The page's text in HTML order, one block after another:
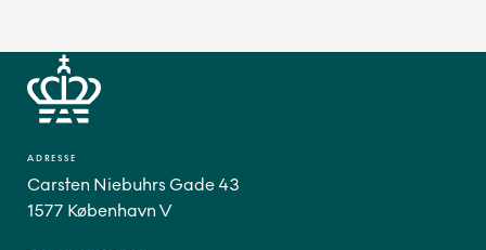
ADRESSE
Carsten Niebuhrs Gade 43
1577 København V